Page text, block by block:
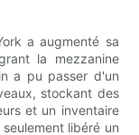
a augmenté sa
la mezzanine
a pu passer d'un
stockant des
et un inventaire
libéré un